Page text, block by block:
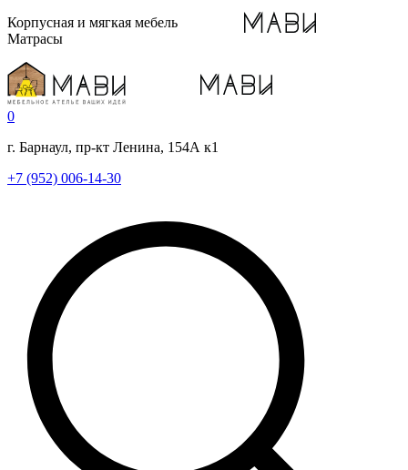
Корпусная и мягкая мебель
Матрасы
0
г. Барнаул, пр-кт Ленина, 154А к1
+7 (952) 006-14-30